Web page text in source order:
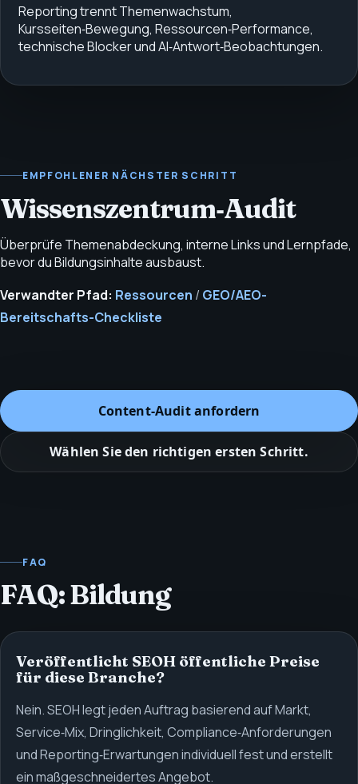
Reporting trennt Themenwachstum,
Kursseiten‑Bewegung, Ressourcen‑Performance,
technische Blocker und AI‑Antwort‑Beobachtungen.
EMPFOHLENER NÄCHSTER SCHRITT
Wissenszentrum‑Audit
Überprüfe Themenabdeckung, interne Links und Lernpfade,
bevor du Bildungsinhalte ausbaust.
Verwandter Pfad: Ressourcen / GEO/AEO-
Bereitschafts-Checkliste
Content‑Audit anfordern
Wählen Sie den richtigen ersten Schritt.
FAQ
FAQ: Bildung
Veröffentlicht SEOH öffentliche Preise
für diese Branche?
Nein. SEOH legt jeden Auftrag basierend auf Markt,
Service‑Mix, Dringlichkeit, Compliance‑Anforderungen
und Reporting‑Erwartungen individuell fest und erstellt
ein maßgeschneidertes Angebot.